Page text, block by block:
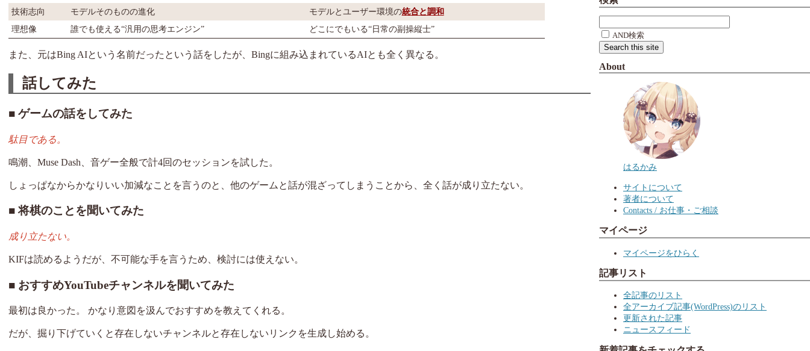
技術志向
モデルそのものの進化 モデルとユーザー環境の統合と調和
理想像
誰でも使える“汎用の思考エンジン” どこにでもいる“日常の副操縦士”
また、元はBing AIという名前だったという話をしたが、Bingに組み込まれているAIとも全く異なる。
話してみた
ゲームの話をしてみた
駄目である。
鳴潮、Muse Dash、音ゲー全般で計4回のセッションを試した。
しょっぱなからかなりいい加減なことを言うのと、他のゲームと話が混ざってしまうことから、全く話が成り立たない。
将棋のことを聞いてみた
成り立たない。
KIFは読めるようだが、不可能な手を言うため、検討には使えない。
おすすめYouTubeチャンネルを聞いてみた
最初は良かった。 かなり意図を汲んでおすすめを教えてくれる。
だが、掘り下げていくと存在しないチャンネルと存在しないリンクを生成し始める。
AND検索
About
はるかみ
サイトについて
著者について
Contacts / お仕事・ご相談
マイページ
マイページをひらく
記事リスト
全記事のリスト
全アーカイブ記事(WordPress)のリスト
更新された記事
ニュースフィード